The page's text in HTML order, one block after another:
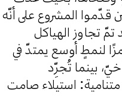
قدّموا المشروع على أنّه
تجاوز الهياكل
لنمطٍ أوسع يمتدّ في
بينما تُجرِّد
استيلاء صامت